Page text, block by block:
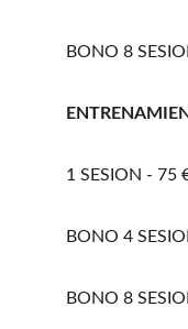
BONO 8
1 SESION - 75
BONO 4
BONO 8